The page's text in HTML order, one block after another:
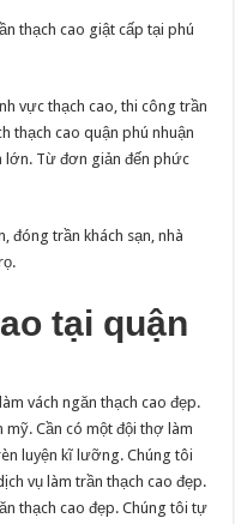
thạch cao giật cấp tại phú
vực thạch cao, thi công trần
thạch cao quận phú nhuận
lớn. Từ đơn giản đến phức
đóng trần khách sạn, nhà
tại quận
vách ngăn thạch cao đẹp.
mỹ. Cần có một đội thợ làm
luyện kĩ lưỡng. Chúng tôi
vụ làm trần thạch cao đẹp.
thạch cao đẹp. Chúng tôi tự